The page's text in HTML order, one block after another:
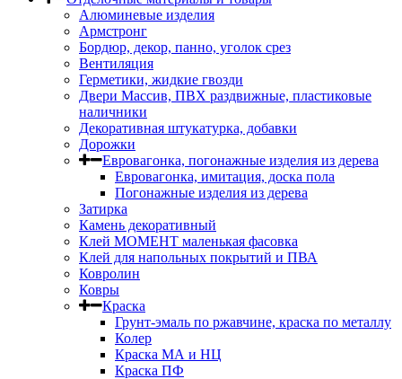
Алюминевые изделия
Армстронг
Бордюр, декор, панно, уголок срез
Вентиляция
Герметики, жидкие гвозди
Двери Массив, ПВХ раздвижные, пластиковые
наличники
Декоративная штукатурка, добавки
Дорожки
Евровагонка, погонажные изделия из дерева
Евровагонка, имитация, доска пола
Погонажные изделия из дерева
Затирка
Камень декоративный
Клей МОМЕНТ маленькая фасовка
Клей для напольных покрытий и ПВА
Ковролин
Ковры
Краска
Грунт-эмаль по ржавчине, краска по металлу
Колер
Краска МА и НЦ
Краска ПФ